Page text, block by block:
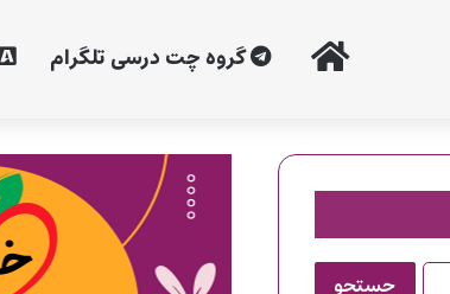
خانه گروه چت درسی تلگرام
جستجو